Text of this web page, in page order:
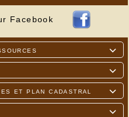
Facebook



et plan cadastral
